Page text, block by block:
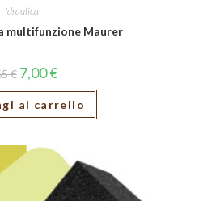
Idraulica
multifunzione Maurer
€ 7,00€
al carrello